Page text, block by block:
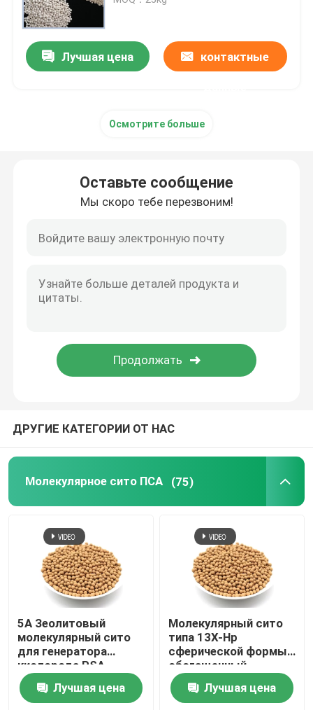
Случайная упаковка колонки
Шарик глинозема керамический
керамическая упаковка башни
Пластмассовые упаковки для башен
Электролиты литиевых батарей Сушильное
Керамические биокульки
Сот керамический
Химические вспомогательные агенты
Лучшая цена контактные
Осмотрите больше
Оставьте сообщение
Мы скоро тебе перезвоним!
ДРУГИЕ КАТЕГОРИИ ОТ НАС
Молекулярное сито ПСА (75)
5A Зеолитовый
молекулярный сито
для генератора
кислорода PSA
молекулярный сито
кислородаЛучшая цена
Молекулярный сито
типа 13X-Hp
сферической формы
обогащенный
кислород для
медицинских целей
Лучшая цена